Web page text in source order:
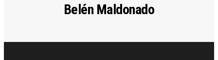
Belén Maldonado